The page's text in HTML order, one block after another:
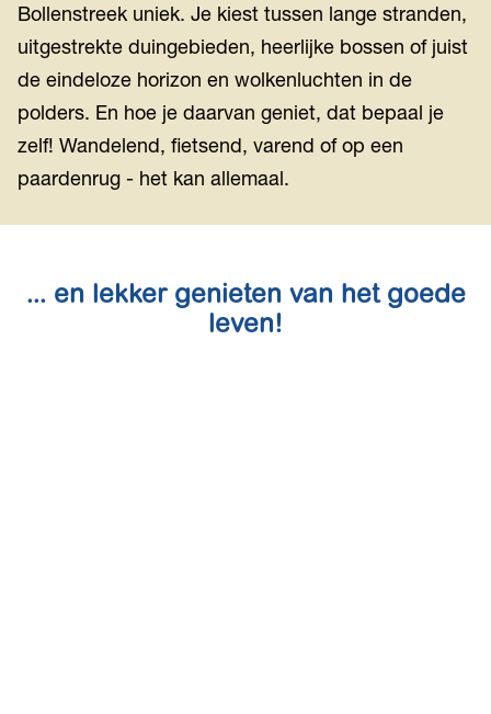
Bollenstreek uniek. Je kiest tussen lange stranden,
uitgestrekte duingebieden, heerlijke bossen of juist
de eindeloze horizon en wolkenluchten in de
polders. En hoe je daarvan geniet, dat bepaal je
zelf! Wandelend, fietsend, varend of op een
paardenrug - het kan allemaal.
... en lekker genieten van het goede
leven!